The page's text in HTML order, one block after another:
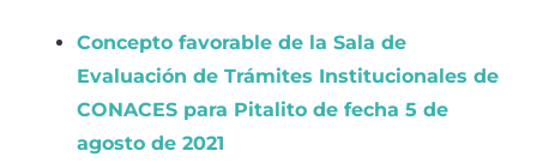
Concepto favorable de la Sala de
Evaluación de Trámites Institucionales de
CONACES para Pitalito de fecha 5 de
agosto de 2021